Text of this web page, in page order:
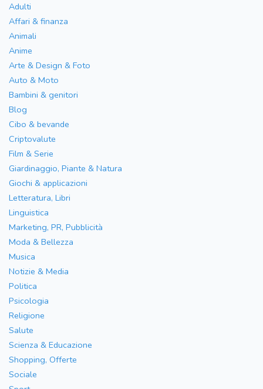
Adulti
Affari & finanza
Animali
Anime
Arte & Design & Foto
Auto & Moto
Bambini & genitori
Blog
Cibo & bevande
Criptovalute
Film & Serie
Giardinaggio, Piante & Natura
Giochi & applicazioni
Letteratura, Libri
Linguistica
Marketing, PR, Pubblicità
Moda & Bellezza
Musica
Notizie & Media
Politica
Psicologia
Religione
Salute
Scienza & Educazione
Shopping, Offerte
Sociale